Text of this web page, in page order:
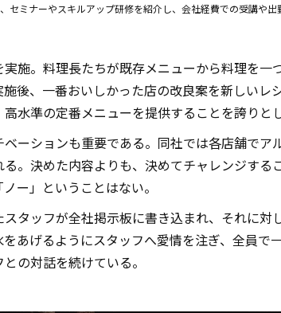
セミナーやスキルアップ研修を紹介し、会社経費での受講や
施。料理長たちが既存メニューから料理を
後、一番おいしかった店の改良案を新しいレ
水準の定番メニューを提供することを誇りと
ーションも重要である。同社では各店舗で
。決めた内容よりも、決めてチャレンジす
ー」ということはない。
タッフが全社掲示板に書き込まれ、それに
あげるようにスタッフへ愛情を注ぎ、全員
の対話を続けている。